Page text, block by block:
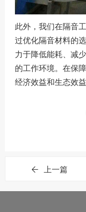
此外，我们在隔音
过优化隔音材料的
力于降低能耗、减
的工作环境。在保
经济效益和生态效
上一篇